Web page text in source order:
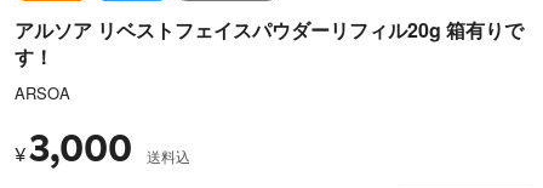
アルソア リベストフェイスパウダーリフィル20g 箱有りで
す！
ARSOA
¥3,000 送料込